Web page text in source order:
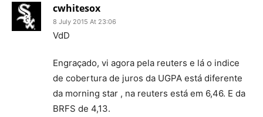
cwhitesox
8 July 2015 At 23:06
VdD
Engraçado, vi agora pela reuters e lá o indice
de cobertura de juros da UGPA está diferente
da morning star , na reuters está em 6,46. E da
BRFS de 4,13.